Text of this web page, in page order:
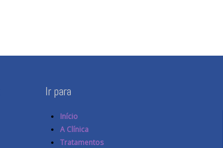
Ir para
Início
A Clínica
Tratamentos